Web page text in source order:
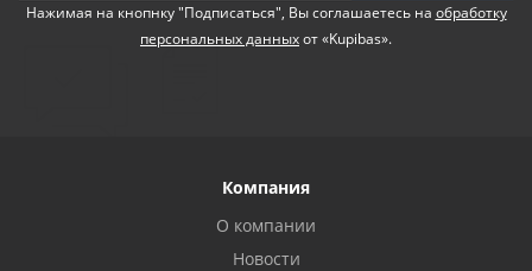
Нажимая на кнопнку "Подписаться", Вы соглашаетесь на обработку
персональных данныхот «Kupibas».
Компания
О компании
Новости